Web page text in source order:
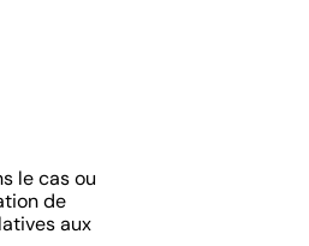
le cas ou
de
aux